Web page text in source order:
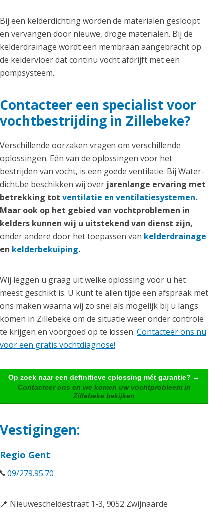
Bij een kelderdichting worden de materialen gesloopt
en vervangen door nieuwe, droge materialen. Bij de
kelderdrainage wordt een membraan aangebracht op
de keldervloer dat continu vocht afdrijft met een
pompsysteem.
Contacteer een specialist voor
vochtbestrijding in Zillebeke?
Verschillende oorzaken vragen om verschillende
oplossingen. Eén van de oplossingen voor het
bestrijden van vocht, is een goede ventilatie. Bij Water-
dicht.be beschikken wij over jarenlange ervaring met
betrekking tot ventilatie en ventilatiesystemen.
Maar ook op het gebied van vochtproblemen in
kelders kunnen wij u uitstekend van dienst zijn,
onder andere door het toepassen van kelderdrainage
en kelderbekuiping.
Wij leggen u graag uit welke oplossing voor u het
meest geschikt is. U kunt te allen tijde een afspraak met
ons maken waarna wij zo snel als mogelijk bij u langs
komen in Zillebeke om de situatie weer onder controle
te krijgen en voorgoed op te lossen. Contacteer ons nu
voor een gratis vochtdiagnose!
Op zoek naar een definitieve oplossing mét garantie? →
Contacteer ons en we komen uw vochtprobleem in
Zillebeke bekijken
Vestigingen:
Regio Gent
09/279.95.70
📍 Nieuwescheldestraat 1-3, 9052 Zwijnaarde